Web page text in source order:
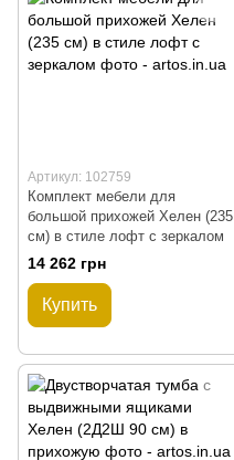
Артикул: 102759
Комплект мебели для
большой прихожей Хелен (235
см) в стиле лофт с зеркалом
14 262 грн
Купить